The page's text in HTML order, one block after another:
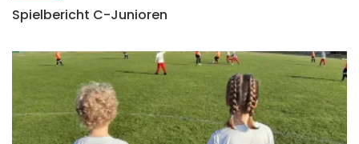
Spielbericht C-Junioren